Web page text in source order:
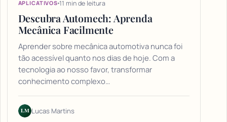
APLICATIVOS 11 min de leitura
Descubra Automech: Aprenda
Mecânica Facilmente
Aprender sobre mecânica automotiva nunca foi
tão acessível quanto nos dias de hoje. Com a
tecnologia ao nosso favor, transformar
conhecimento complexo…
LM Lucas Martins